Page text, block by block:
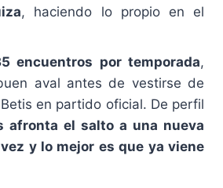
, haciendo lo propio en el
encuentros por temporada,
aval antes de vestirse de
en partido oficial. De perfil
afronta el salto a una nueva
y lo mejor es que ya viene